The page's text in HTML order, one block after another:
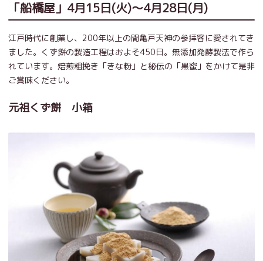
「船橋屋」4月15日(火)～4月28日(月)
江戸時代に創業し、200年以上の間亀戸天神の参拝客に愛されてき
ました。くず餅の製造工程はおよそ450日。無添加発酵製法で作ら
れています。焙煎粗挽き「きな粉」と秘伝の「黒蜜」をかけて是非
ご賞味ください。
元祖くず餅 小箱